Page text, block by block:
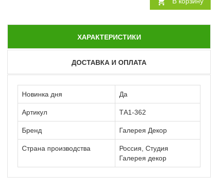
ХАРАКТЕРИСТИКИ
ДОСТАВКА И ОПЛАТА
Новинка дня Да
Артикул ТА1-362
Бренд Галерея Декор
Страна производства
Россия, Студия
Галерея декор